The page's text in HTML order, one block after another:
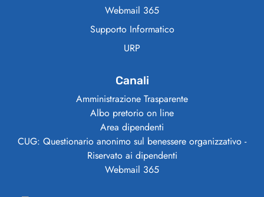
Webmail 365
Supporto Informatico
URP
Canali
Amministrazione Trasparente
Albo pretorio on line
Area dipendenti
CUG: Questionario anonimo sul benessere organizzativo -
Riservato ai dipendenti
Webmail 365